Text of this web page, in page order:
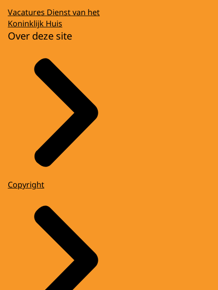
Vacatures Dienst van het
Koninklijk Huis
Over deze site
Copyright